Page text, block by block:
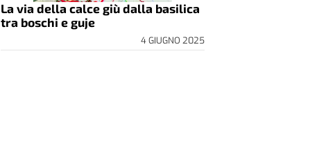
La via della calce giù dalla basilica
tra boschi e guje
4 GIUGNO 2025